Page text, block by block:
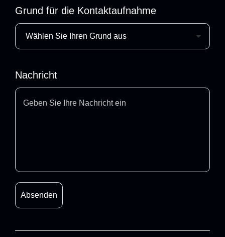
Grund für die Kontaktaufnahme
Nachricht